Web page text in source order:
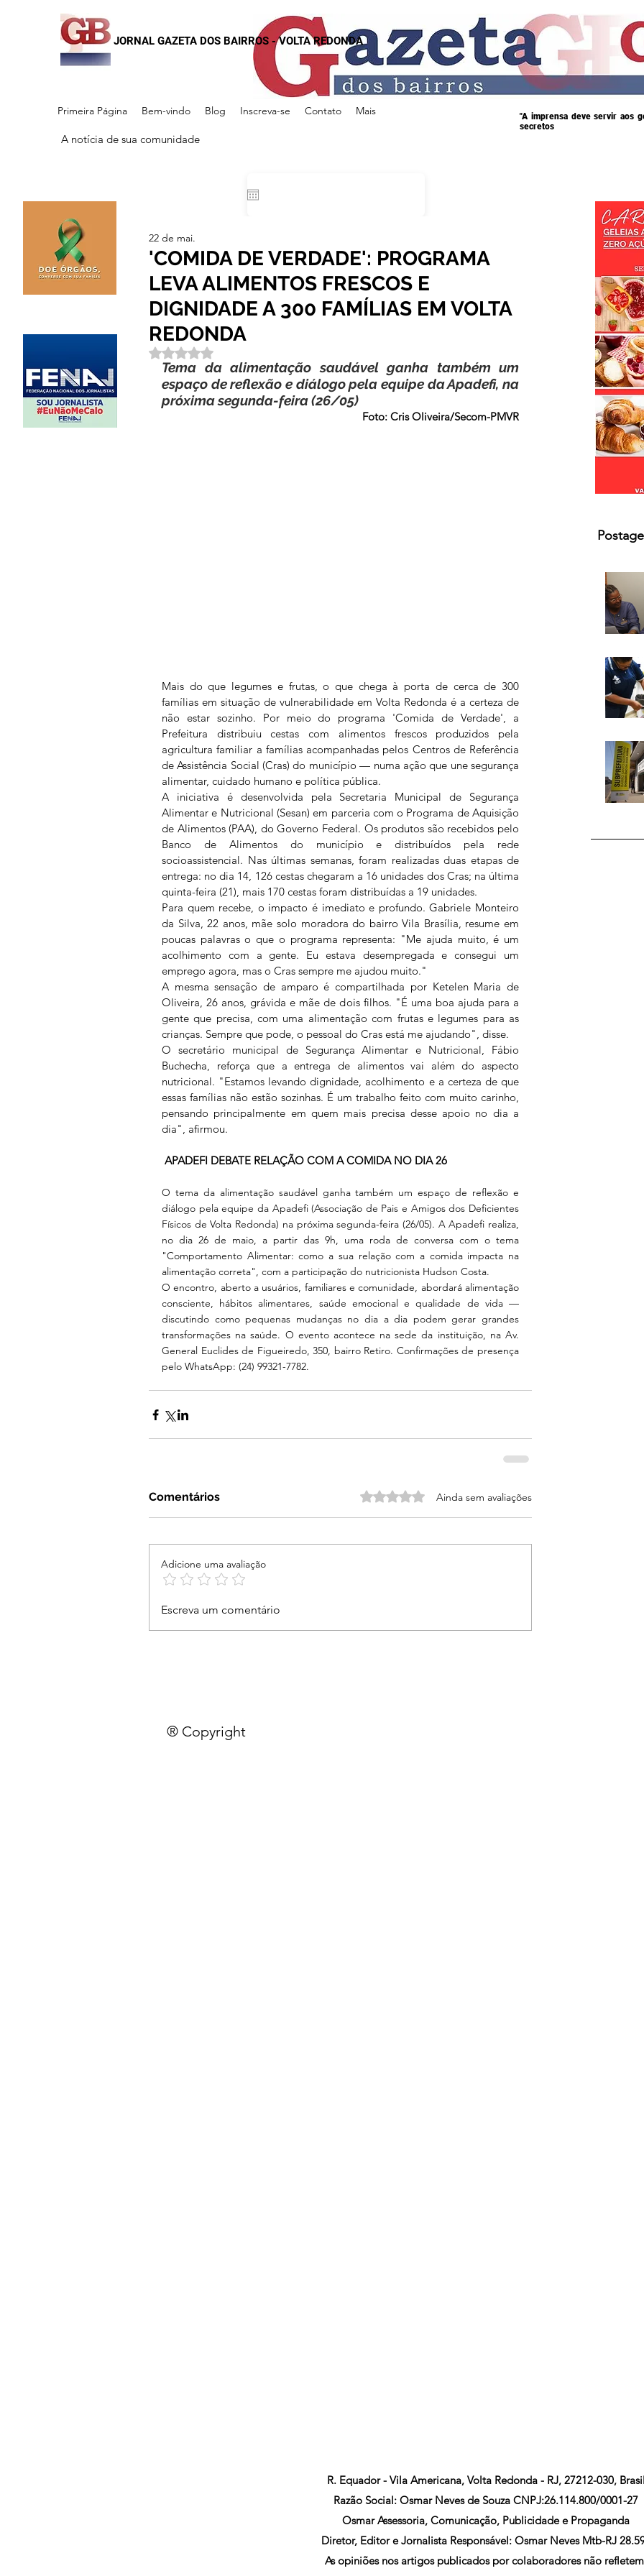
JORNAL GAZETA DOS BAIRROS - VOLTA REDONDA
Primeira Página Bem-vindo Blog Inscreva-se Contato Mais
A notícia de sua comunidade
"A imprensa deve servir aos
secretos
'COMIDA DE VERDADE': PROGRAMA
LEVA ALIMENTOS FRESCOS E
DIGNIDADE A 300 FAMÍLIAS EM VOLTA
REDONDA
22 de mai.
Avaliado com NaN de 5 estrelas.
Tema da alimentação saudável ganha também um
espaço de reflexão e diálogo pela equipe da Apadefi, na
próxima segunda-feira (26/05)
Foto: Cris Oliveira/Secom-PMVR
Mais do que legumes e frutas, o que chega à porta de cerca de 300
famílias em situação de vulnerabilidade em Volta Redonda é a certeza de
não estar sozinho. Por meio do programa 'Comida de Verdade', a
Prefeitura distribuiu cestas com alimentos frescos produzidos pela
agricultura familiar a famílias acompanhadas pelos Centros de Referência
de Assistência Social (Cras) do município — numa ação que une segurança
alimentar, cuidado humano e política pública.
A iniciativa é desenvolvida pela Secretaria Municipal de Segurança
Alimentar e Nutricional (Sesan) em parceria com o Programa de Aquisição
de Alimentos (PAA), do Governo Federal. Os produtos são recebidos pelo
Banco de Alimentos do município e distribuídos pela rede
socioassistencial. Nas últimas semanas, foram realizadas duas etapas de
entrega: no dia 14, 126 cestas chegaram a 16 unidades dos Cras; na última
quinta-feira (21), mais 170 cestas foram distribuídas a 19 unidades.
Para quem recebe, o impacto é imediato e profundo. Gabriele Monteiro
da Silva, 22 anos, mãe solo moradora do bairro Vila Brasília, resume em
poucas palavras o que o programa representa: "Me ajuda muito, é um
acolhimento com a gente. Eu estava desempregada e consegui um
emprego agora, mas o Cras sempre me ajudou muito."
A mesma sensação de amparo é compartilhada por Ketelen Maria de
Oliveira, 26 anos, grávida e mãe de dois filhos. "É uma boa ajuda para a
gente que precisa, com uma alimentação com frutas e legumes para as
crianças. Sempre que pode, o pessoal do Cras está me ajudando", disse.
O secretário municipal de Segurança Alimentar e Nutricional, Fábio
Buchecha, reforça que a entrega de alimentos vai além do aspecto
nutricional. "Estamos levando dignidade, acolhimento e a certeza de que
essas famílias não estão sozinhas. É um trabalho feito com muito carinho,
pensando principalmente em quem mais precisa desse apoio no dia a
dia", afirmou.
APADEFI DEBATE RELAÇÃO COM A COMIDA NO DIA 26
O tema da alimentação saudável ganha também um espaço de reflexão e
diálogo pela equipe da Apadefi (Associação de Pais e Amigos dos Deficientes
Físicos de Volta Redonda) na próxima segunda-feira (26/05). A Apadefi realiza,
no dia 26 de maio, a partir das 9h, uma roda de conversa com o tema
"Comportamento Alimentar: como a sua relação com a comida impacta na
alimentação correta", com a participação do nutricionista Hudson Costa.
O encontro, aberto a usuários, familiares e comunidade, abordará alimentação
consciente, hábitos alimentares, saúde emocional e qualidade de vida —
discutindo como pequenas mudanças no dia a dia podem gerar grandes
transformações na saúde. O evento acontece na sede da instituição, na Av.
General Euclides de Figueiredo, 350, bairro Retiro. Confirmações de presença
pelo WhatsApp: (24) 99321-7782.
Comentários Avaliado com 0 de 5 estrelas.
Ainda sem avaliações
Adicione uma avaliação
Escreva um comentário
® Copyright
R. Equador - Vila Americana, Volta Redonda - RJ, 27212-030, Brasil
Razão Social: Osmar Neves de Souza CNPJ:26.114.800/0001-27
Osmar Assessoria, Comunicação, Publicidade e Propaganda
Diretor, Editor e Jornalista Responsável: Osmar Neves Mtb-RJ
As opiniões nos artigos publicados por colaboradores não